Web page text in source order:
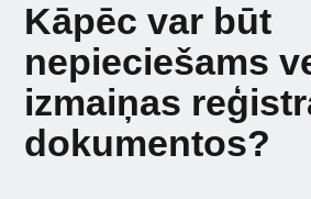
Kāpēc var būt
nepieciešams
izmaiņas
dokumentos?